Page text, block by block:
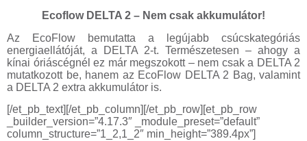
Ecoflow DELTA 2 – Nem csak akkumulátor!
Az EcoFlow bemutatta a legújabb csúcskategóriás
energiaellátóját, a DELTA 2-t. Természetesen – ahogy a
kínai óriáscégnél ez már megszokott – nem csak a DELTA 2
mutatkozott be, hanem az EcoFlow DELTA 2 Bag, valamint
a DELTA 2 extra akkumulátor is.
[/et_pb_text][/et_pb_column][/et_pb_row][et_pb_row
_builder_version=”4.17.3″ _module_preset=”default”
column_structure=”1_2,1_2″ min_height=”389.4px”]